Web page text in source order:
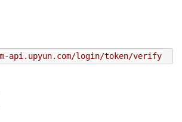
api.upyun.com/login/token/verify